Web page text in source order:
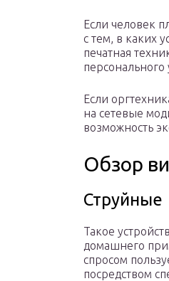
Если человек
с тем, в каких
печатная
персонального
Если
на сетевые
возможность
Обзор
Струйные
Такое
домашнего
спросом
посредством